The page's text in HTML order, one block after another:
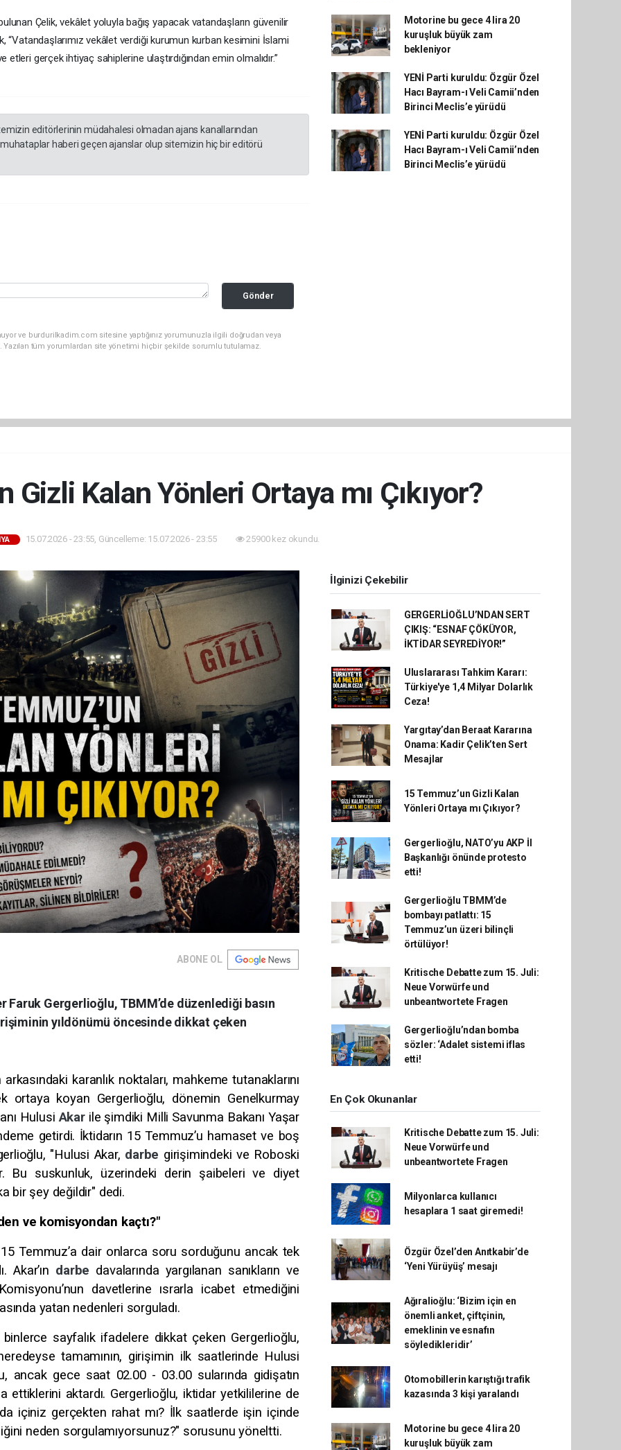
Çelik, vekâlet yoluyla bağış yapacak vatandaşların güvenilir
“Vatandaşlarımız vekâlet verdiği kurumun kurban kesimini İslami
gerçek ihtiyaç sahiplerine ulaştırdığından emin olmalıdır.”
editörlerinin müdahalesi olmadan ajans kanallarından
haberi geçen ajanslar olup sitemizin hiç bir editörü
Gönder
ve burdurilkadim.com sitesine yaptığınız yorumunuzla ilgili doğrudan veya
Yazılan tüm yorumlardan site yönetimi hiçbir şekilde sorumlu tutulamaz.
Motorine bu gece 4 lira 20
kuruşluk büyük zam
bekleniyor
YENİ Parti kuruldu: Özgür Özel
Hacı Bayram-ı Veli Camii’nden
Birinci Meclis’e yürüdü
YENİ Parti kuruldu: Özgür Özel
Hacı Bayram-ı Veli Camii’nden
Birinci Meclis’e yürüdü
Gizli Kalan Yönleri Ortaya mı Çıkıyor?
15.07.2026 - 23:55, Güncelleme: 15.07.2026 - 23:55 25900 kez okundu.
ABONE OL
Gergerlioğlu, TBMM’de düzenlediği basın
yıldönümü öncesinde dikkat çeken
karanlık noktaları, mahkeme tutanaklarını
koyan Gergerlioğlu, dönemin Genelkurmay
HulusiAkar ile şimdiki Milli Savunma Bakanı Yaşar
getirdi. İktidarın 15 Temmuz’u hamaset ve boş
"Hulusi Akar, darbe girişimindeki ve Roboski
Bu suskunluk, üzerindeki derin şaibeleri ve diyet
bir şey değildir" dedi.
ve komisyondan kaçtı?"
15 Temmuz’a dair onlarca soru sorduğunu ancak tek
Akar’ın darbe davalarında yargılanan sanıkların ve
davetlerine ısrarla icabet etmediğini
yatan nedenleri sorguladı.
sayfalık ifadelere dikkat çeken Gergerlioğlu,
tamamının, girişimin ilk saatlerinde Hulusi
ancak gece saat 02.00 - 03.00 sularında gidişatın
aktardı. Gergerlioğlu, iktidar yetkililerine de
içiniz gerçekten rahat mı? İlk saatlerde işin içinde
neden sorgulamıyorsunuz?" sorusunu yöneltti.
İlginizi Çekebilir
GERGERLİOĞLU’NDAN SERT
ÇIKIŞ: “ESNAF ÇÖKÜYOR,
İKTİDAR SEYREDİYOR!”
Uluslararası Tahkim Kararı:
Türkiye'ye 1,4 Milyar Dolarlık
Ceza!
Yargıtay’dan Beraat Kararına
Onama: Kadir Çelik’ten Sert
Mesajlar
15 Temmuz’un Gizli Kalan
Yönleri Ortaya mı Çıkıyor?
Gergerlioğlu, NATO’yu AKP İl
Başkanlığı önünde protesto
etti!
Gergerlioğlu TBMM’de
bombayı patlattı: 15
Temmuz’un üzeri bilinçli
örtülüyor!
Kritische Debatte zum 15. Juli:
Neue Vorwürfe und
unbeantwortete Fragen
Gergerlioğlu’ndan bomba
sözler: ‘Adalet sistemi iflas
etti!
En Çok Okunanlar
Kritische Debatte zum 15. Juli:
Neue Vorwürfe und
unbeantwortete Fragen
Milyonlarca kullanıcı
hesaplara 1 saat giremedi!
Özgür Özel’den Anıtkabir’de
‘Yeni Yürüyüş’ mesajı
Ağıralioğlu: ‘Bizim için en
önemli anket, çiftçinin,
emeklinin ve esnafın
söyledikleridir’
Otomobillerin karıştığı trafik
kazasında 3 kişi yaralandı
Motorine bu gece 4 lira 20
kuruşluk büyük zam